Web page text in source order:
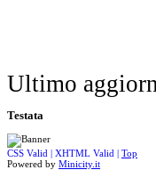
Ultimo
Testata
CSS Valid | XHTML Valid | Top
Powered by Minicity.it